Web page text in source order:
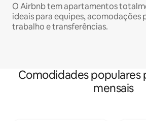
O Airbnb tem apartamentos
ideais para equipes, acomodações
trabalho e transferências.
Comodidades populares
mensais